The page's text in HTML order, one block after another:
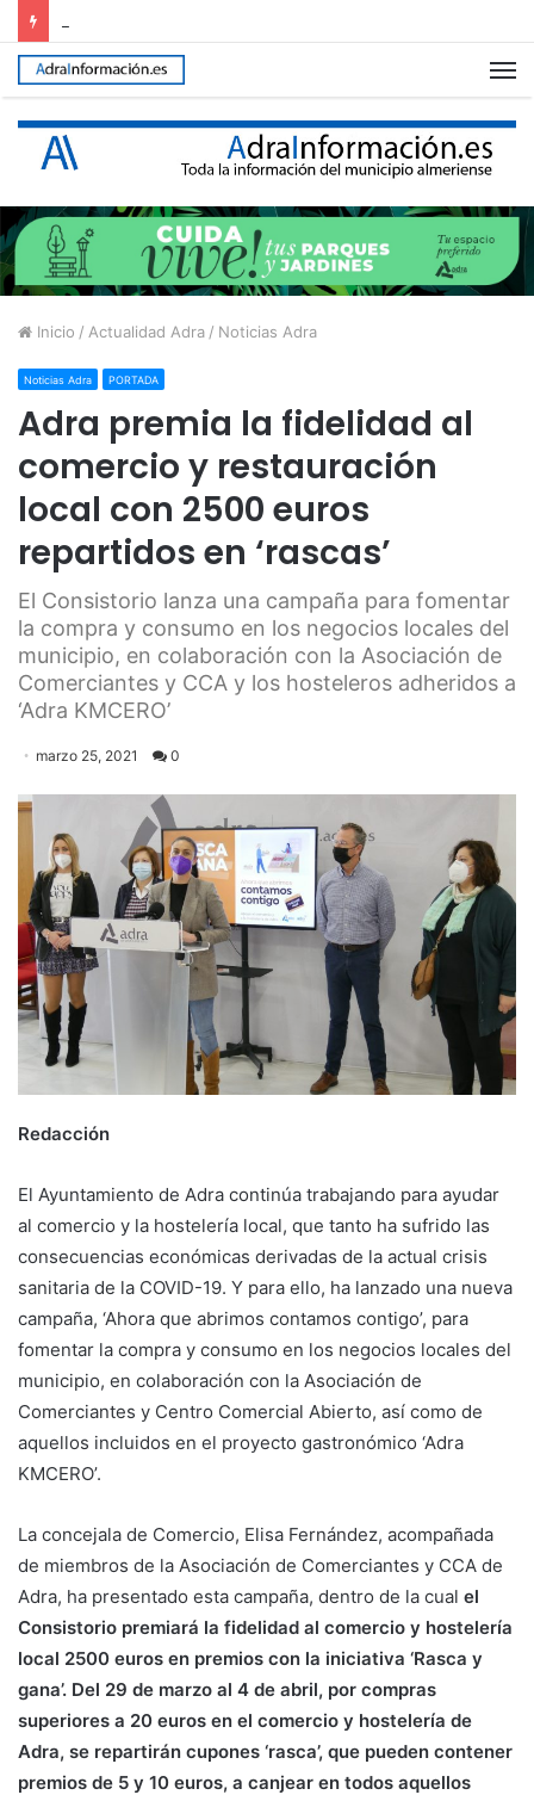
Inicio / Actualidad Adra / Noticias Adra
Noticias Adra PORTADA
Adra premia la fidelidad al
comercio y restauración
local con 2500 euros
repartidos en ‘rascas’
El Consistorio lanza una campaña para fomentar
la compra y consumo en los negocios locales del
municipio, en colaboración con la Asociación de
Comerciantes y CCA y los hosteleros adheridos a
‘Adra KMCERO’
marzo 25, 2021 0
Redacción
El Ayuntamiento de Adra continúa trabajando para ayudar
al comercio y la hostelería local, que tanto ha sufrido las
consecuencias económicas derivadas de la actual crisis
sanitaria de la COVID-19. Y para ello, ha lanzado una nueva
campaña, ‘Ahora que abrimos contamos contigo’, para
fomentar la compra y consumo en los negocios locales del
municipio, en colaboración con la Asociación de
Comerciantes y Centro Comercial Abierto, así como de
aquellos incluidos en el proyecto gastronómico ‘Adra
KMCERO’.
La concejala de Comercio, Elisa Fernández, acompañada
de miembros de la Asociación de Comerciantes y CCA de
Adra, ha presentado esta campaña, dentro de la cual el
Consistorio premiará la fidelidad al comercio y hostelería
local 2500 euros en premios con la iniciativa ‘Rasca y
gana’. Del 29 de marzo al 4 de abril, por compras
superiores a 20 euros en el comercio y hostelería de
Adra, se repartirán cupones ‘rasca’, que pueden contener
premios de 5 y 10 euros, a canjear en todos aquellos